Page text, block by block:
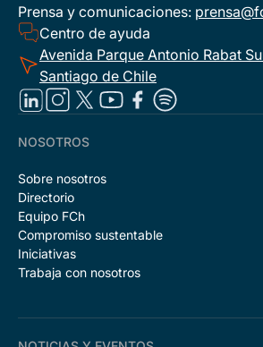
Prensa y comunicaciones:
Centro de ayuda
Avenida Parque Antonio Rabat
Santiago de Chile
NOSOTROS
Sobre nosotros
Directorio
Equipo FCh
Compromiso sustentable
Iniciativas
Trabaja con nosotros